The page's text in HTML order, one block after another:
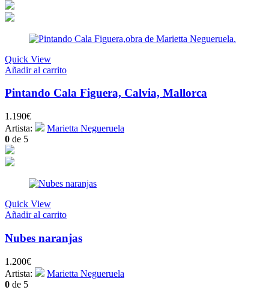
Quick View
Añadir al carrito
Pintando Cala Figuera, Calvia, Mallorca
1.190€
Artista:
Marietta Negueruela
0 de 5
Quick View
Añadir al carrito
Nubes naranjas
1.200€
Artista:
Marietta Negueruela
0 de 5